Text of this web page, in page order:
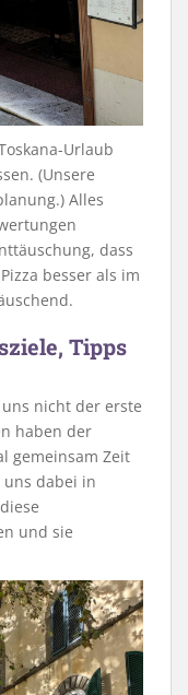
Urlaub
(Unsere
Alles
dass
besser als im
Tipps
nicht der erste
haben der
gemeinsam Zeit
uns dabei in
und sie